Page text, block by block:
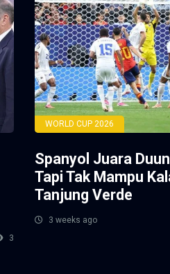
3
WORLD CUP 2026
Spanyol Juara
Tapi Tak Mampu
Tanjung Verde
3 weeks ago